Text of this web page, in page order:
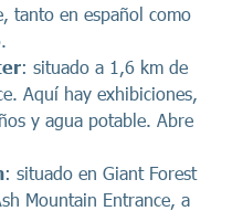
tanto en español como
: situado a 1,6 km de
Aquí hay exhibiciones,
y agua potable. Abre
: situado en Giant Forest
Mountain Entrance, a